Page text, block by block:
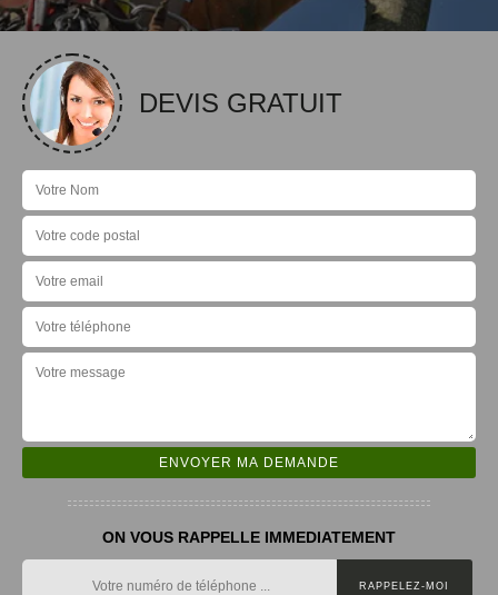
DEVIS GRATUIT
ON VOUS RAPPELLE IMMEDIATEMENT